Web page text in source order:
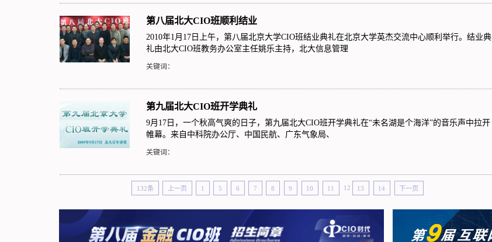
第八届北大CIO班顺利结业
2010年1月17日上午，第八届北京大学CIO班结业典礼在北京大学英杰交流中心顺利举行。结业典
礼由北大CIO班教务办公室主任姚乐主持，北大信息管理
关键词：
第九届北大CIO班开学典礼
9月17日，一个秋高气爽的日子，第九届北大CIO班开学典礼在“未名湖是个海洋”的音乐声中拉开
帷幕。来自中科院办公厅、中国民航、广东气象局、
关键词：
132条 上一页 1 5 6 7 8 9 10 11 12 13 14 下一页